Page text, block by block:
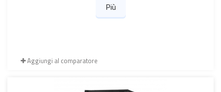
Più
Aggiungi al comparatore